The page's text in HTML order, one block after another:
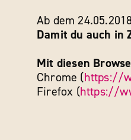
Ab dem
Damit du auch in
Mit diesen
Chrome (https://
Firefox (https://